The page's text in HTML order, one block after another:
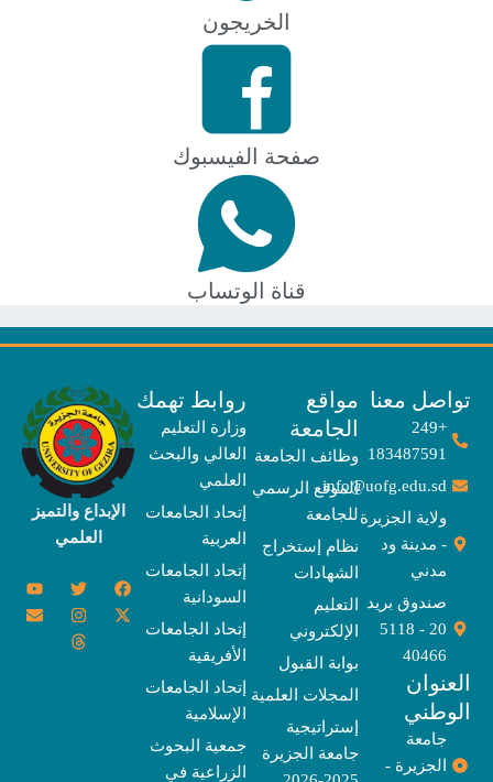
الخريجون
صفحة الفيسبوك
قناة الوتساب
معنا
183487591
info@uofg.edu.sd
ولاية الجزيرة
- مدينة ود
صندوق بريد
20 - 5118
الجزيرة -
مواقع
الجامعة
وظائف الجامعة
الموقع الرسمي
للجامعة
نظام إستخراج
الشهادات
التعليم
الإلكتروني
بوابة القبول
المجلات العلمية
إستراتيجية
جامعة الجزيرة
روابط تهمك
وزارة التعليم
العالي والبحث
إتحاد الجامعات
العربية
إتحاد الجامعات
السودانية
إتحاد الجامعات
الأفريقية
إتحاد الجامعات
الإسلامية
جمعية البحوث
الزراعية في
الإبداع والتميز
c
e
o
T
w
i
Y
o
u
t
u
t
w
t
I
n
s
E
n
v
e
l
T
h
r